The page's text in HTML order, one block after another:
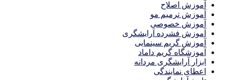
آموزش اصلاح
آموزش ترمیم مو
آموزش خصوصی
آموزش فشرده آرایشگری
آموزش گریم سینمایی
آموزشگاه گریم داماد
ابزار آرایشگری مردانه
اعطای نمایندگی